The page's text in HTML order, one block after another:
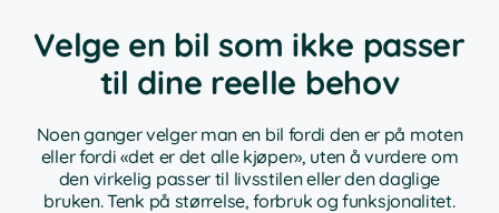
Velge en bil som ikke passer
til dine reelle behov
Noen ganger velger man en bil fordi den er på moten
eller fordi «det er det alle kjøper», uten å vurdere om
den virkelig passer til livsstilen eller den daglige
bruken. Tenk på størrelse, forbruk og funksjonalitet.